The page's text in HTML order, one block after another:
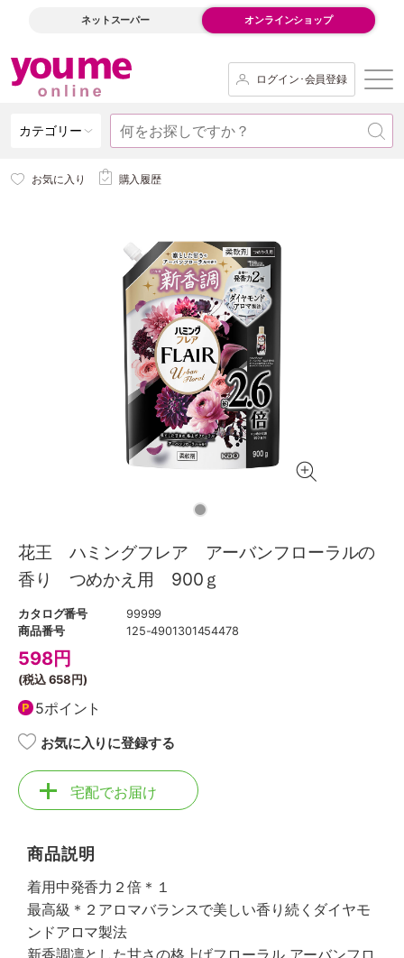
ネットスーパー オンラインショップ
ログイン･会員登録
カテゴリー
お気に入り 購入履歴
花王 ハミングフレア アーバンフローラルの
香り つめかえ用 900ｇ
カタログ番号
99999
商品番号
125-4901301454478
598円
(税込658円)
5ポイント
お気に入りに登録する
宅配でお届け
商品説明
着用中発香力２倍＊１
最高級＊２アロマバランスで美しい香り続くダイヤモ
ンドアロマ製法
新香調凛とした甘さの格上げフローラル アーバンフロ